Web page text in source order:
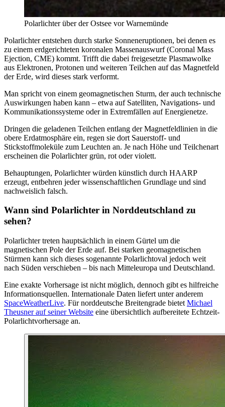
Polarlichter über der Ostsee vor Warnemünde
Polarlichter entstehen durch starke Sonneneruptionen, bei denen es
zu einem erdgerichteten koronalen Massenauswurf (Coronal Mass
Ejection, CME) kommt. Trifft die dabei freigesetzte Plasmawolke
aus Elektronen, Protonen und weiteren Teilchen auf das Magnetfeld
der Erde, wird dieses stark verformt.
Man spricht von einem geomagnetischen Sturm, der auch technische
Auswirkungen haben kann – etwa auf Satelliten, Navigations- und
Kommunikationssysteme oder in Extremfällen auf Energienetze.
Dringen die geladenen Teilchen entlang der Magnetfeldlinien in die
obere Erdatmosphäre ein, regen sie dort Sauerstoff- und
Stickstoffmoleküle zum Leuchten an. Je nach Höhe und Teilchenart
erscheinen die Polarlichter grün, rot oder violett.
Behauptungen, Polarlichter würden künstlich durch HAARP
erzeugt, entbehren jeder wissenschaftlichen Grundlage und sind
nachweislich falsch.
Wann sind Polarlichter in Norddeutschland zu
sehen?
Polarlichter treten hauptsächlich in einem Gürtel um die
magnetischen Pole der Erde auf. Bei starken geomagnetischen
Stürmen kann sich dieses sogenannte Polarlichtoval jedoch weit
nach Süden verschieben – bis nach Mitteleuropa und Deutschland.
Eine exakte Vorhersage ist nicht möglich, dennoch gibt es hilfreiche
Informationsquellen. Internationale Daten liefert unter anderem
SpaceWeatherLive. Für norddeutsche Breitengrade bietet Michael
Theusner auf seiner Website eine übersichtlich aufbereitete Echtzeit-
Polarlichtvorhersage an.